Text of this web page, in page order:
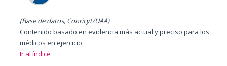
(Base de datos, Conricyt/UAA)
Contenido basado en evidencia más actual y preciso para los
médicos en ejercicio
Ir al índice